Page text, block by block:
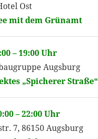
Ost
mit dem Grünamt
– 19:00 Uhr
Augsburg
„Spicherer Straße“
– 22:00 Uhr
7, 86150 Augsburg